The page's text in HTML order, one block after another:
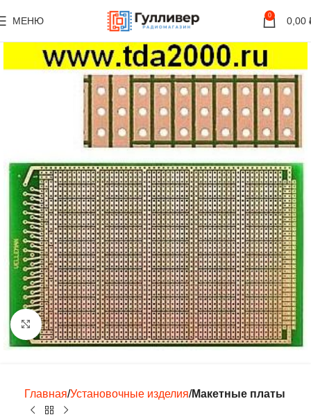
МЕНЮ 0 0,00
Нажмите, чтобы увеличить
Главная Установочные изделия Макетные платы